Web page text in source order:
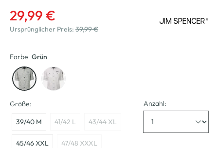
29,99 €
Ursprünglicher Preis: 39,99 €
Farbe Grün
Größe:
39/40 M 41/42 L 43/44 XL
45/46 XXL 47/48 XXXL
Anzahl: